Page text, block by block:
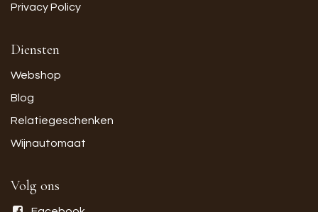
Privacy Policy
Diensten
Webshop
Blog
Relatiegeschenken
Wijnautomaat
Volg ons